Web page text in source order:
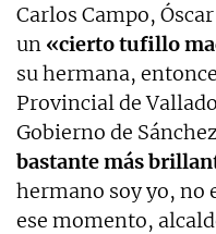
Carlos Campo,
un «cierto tufillo
su hermana,
Provincial de
Gobierno de
bastante más
hermano soy yo, no
ese momento,